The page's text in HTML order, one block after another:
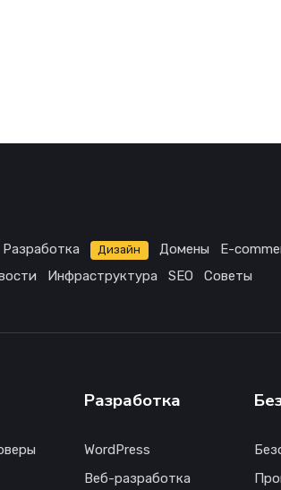
Разработка Дизайн Домены E-
Инфраструктура SEO Советы
Разработка
WordPress
Веб-разработка